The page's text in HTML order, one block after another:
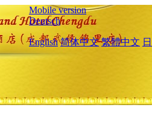
Mobile version
Deutsch
English 简体中文 繁體中文